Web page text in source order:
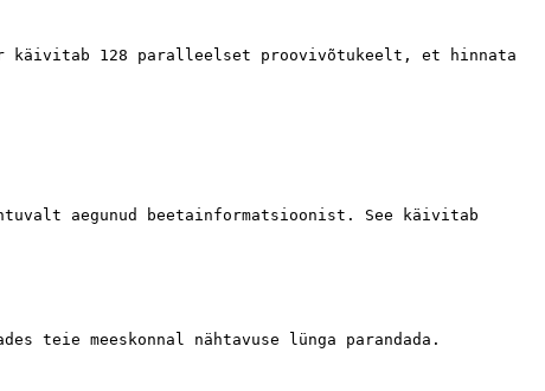
käivitab 128 paralleelset proovivõtukeelt, et hinnata
aegunud beetainformatsioonist. See käivitab
teie meeskonnal nähtavuse lünga parandada.